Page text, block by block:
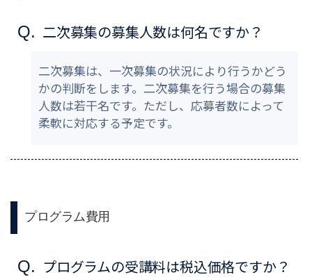
Q. 二次募集の募集人数は何名ですか？
二次募集は、一次募集の状況により行うかどう
かの判断をします。二次募集を行う場合の募集
人数は若干名です。ただし、応募者数によって
柔軟に対応する予定です。
プログラム費用
Q. プログラムの受講料は税込価格ですか？